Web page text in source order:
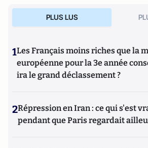
PLUS LUS
1Les Français moins riches que la
européenne pour la 3e année
ira le grand déclassement ?
2Répression en Iran : ce qui s'est
pendant que Paris regardait